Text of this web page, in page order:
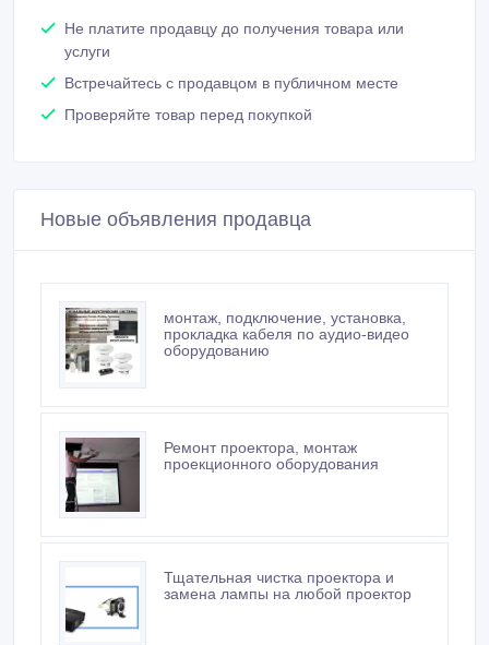
Не платите продавцу до получения товара или
услуги
Встречайтесь с продавцом в публичном месте
Проверяйте товар перед покупкой
Новые объявления продавца
монтаж, подключение, установка,
прокладка кабеля по аудио-видео
оборудованию
Ремонт проектора, монтаж
проекционного оборудования
Тщательная чистка проектора и
замена лампы на любой проектор